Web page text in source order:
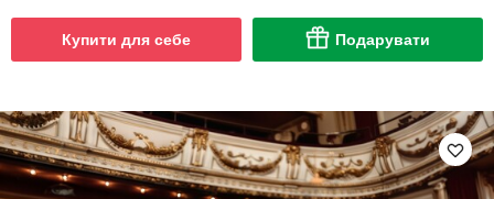
Купити для себе Подарувати